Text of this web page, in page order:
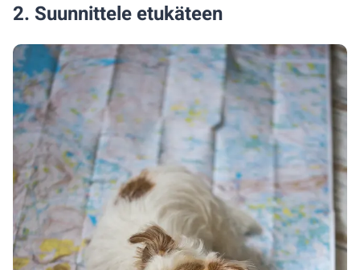
2. Suunnittele etukäteen